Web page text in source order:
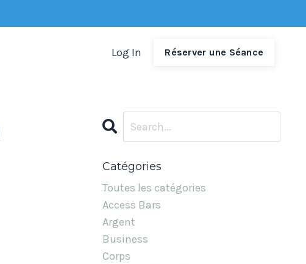
Log In Réserver une Séance
Catégories
Toutes les catégories
Access Bars
Argent
Business
Corps